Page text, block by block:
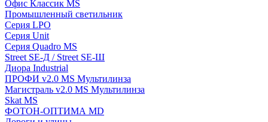
Офис Классик MS
Промышленный светильник
Серия LPO
Серия Unit
Серия Quadro MS
Street SE-Д / Street SE-Ш
Диора Industrial
ПРОФИ v2.0 MS Мультилинза
Магистраль v2.0 MS Мультилинза
Skat MS
ФОТОН-ОПТИМА MD